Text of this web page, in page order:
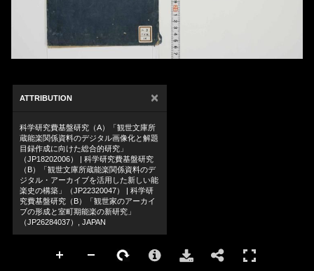
ATTRIBUTION ×
科学研究費基盤研究（A）「観世文庫所
蔵能楽関係資料のデジタル画像化と解題
目録作成に向けた総合的研究」
（JP18202006） | 科学研究費基盤研究
（B）「観世文庫所蔵能楽関係資料のデ
ジタル・アーカイブを活用した新しい能
楽史の構築」（JP22320047） | 科学研
究費基盤研究（B）「観世家のアーカイ
ブの形成と室町期能楽の新研究」
（JP26284037）, JAPAN